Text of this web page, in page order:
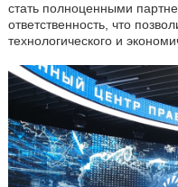
стать полноценными
ответственность, что
технологического и